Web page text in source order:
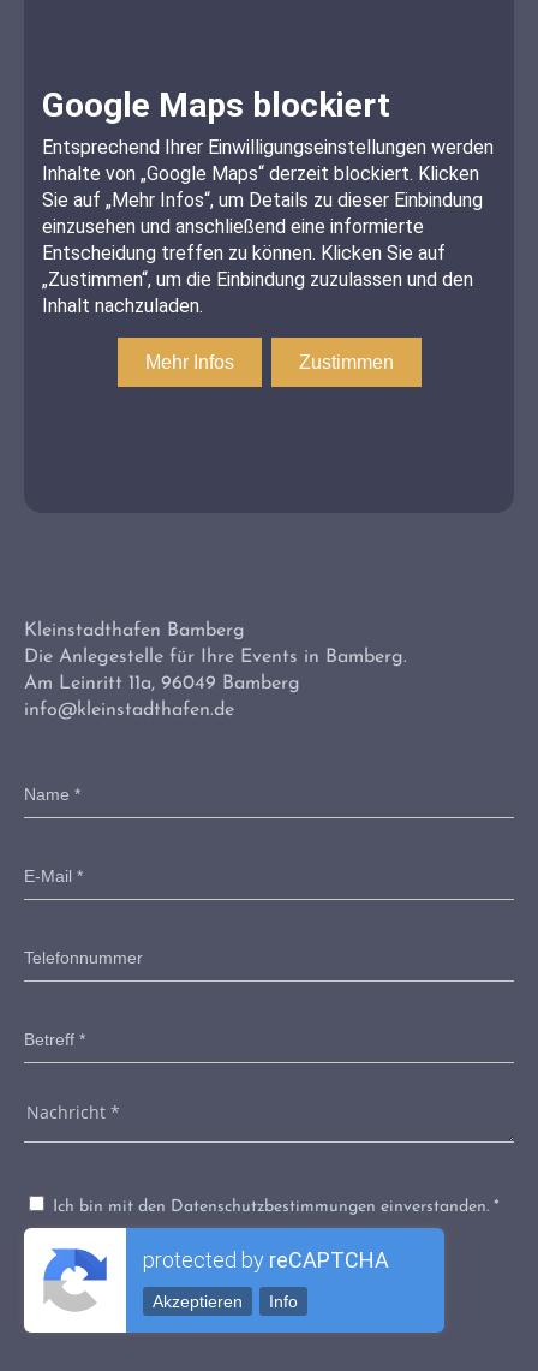
Kleinstadthafen Bamberg
Die Anlegestelle für Ihre Events in Bamberg.
Am Leinritt 11a, 96049 Bamberg
info@kleinstadthafen.de
Ich bin mit den Datenschutzbestimmungen einverstanden. *
protected by reCAPTCHA
Akzeptieren Info